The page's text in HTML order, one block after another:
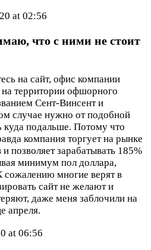
at 02:56
что с ними не стоит
на сайт, офис компании
на территории офшорного
Сент-Винсент и
случае нужно от подобной
куда подальше. Потому что
компания торгует на рынке
позволяет зарабатывать 185%
минимум пол доллара,
многие верят в
сайт не желают и
даже меня заблочили на
апреля.
at 06:56